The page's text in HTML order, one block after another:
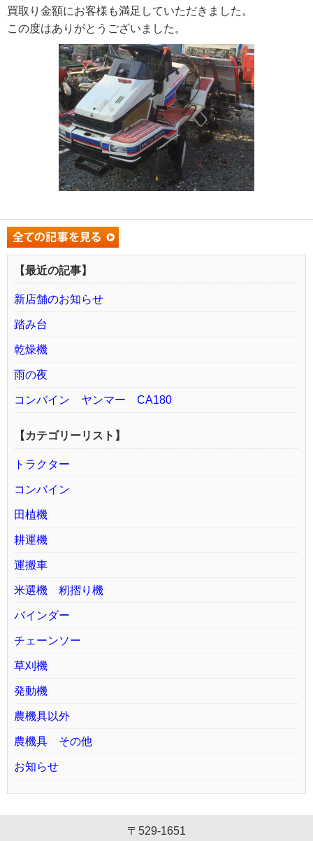
買取り金額にお客様も満足していただきました。
この度はありがとうございました。
【最近の記事】
新店舗のお知らせ
踏み台
乾燥機
雨の夜
コンバイン ヤンマー CA180
【カテゴリーリスト】
トラクター
コンバイン
田植機
耕運機
運搬車
米選機 籾摺り機
バインダー
チェーンソー
草刈機
発動機
農機具以外
農機具 その他
お知らせ
〒529-1651